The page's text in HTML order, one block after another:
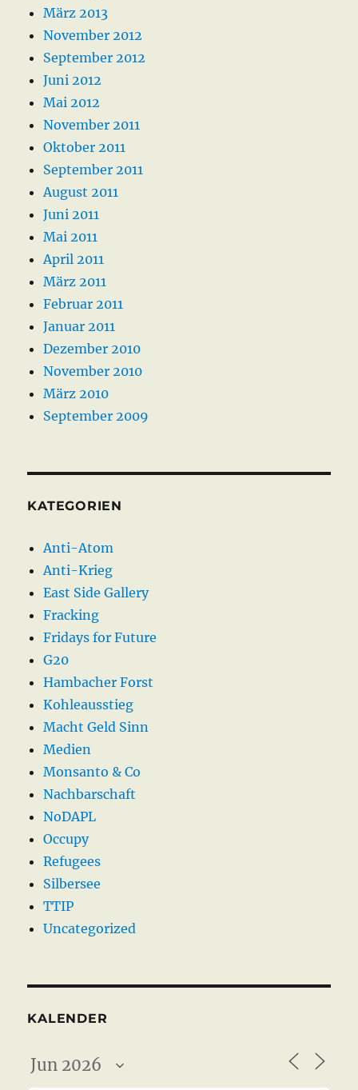
März 2013
November 2012
September 2012
Juni 2012
Mai 2012
November 2011
Oktober 2011
September 2011
August 2011
Juni 2011
Mai 2011
April 2011
März 2011
Februar 2011
Januar 2011
Dezember 2010
November 2010
März 2010
September 2009
KATEGORIEN
Anti-Atom
Anti-Krieg
East Side Gallery
Fracking
Fridays for Future
G20
Hambacher Forst
Kohleausstieg
Macht Geld Sinn
Medien
Monsanto & Co
Nachbarschaft
NoDAPL
Occupy
Refugees
Silbersee
TTIP
Uncategorized
KALENDER